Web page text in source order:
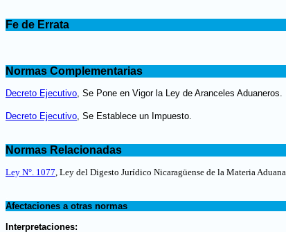
Fe de Errata
Normas Complementarias
Decreto Ejecutivo, Se Pone en Vigor la Ley de Aranceles Aduaneros.
Decreto Ejecutivo, Se Establece un Impuesto.
Normas Relacionadas
Ley N°. 1077, Ley del Digesto Jurídico Nicaragüense de la Materia
Afectaciones a otras normas
Interpretaciones: